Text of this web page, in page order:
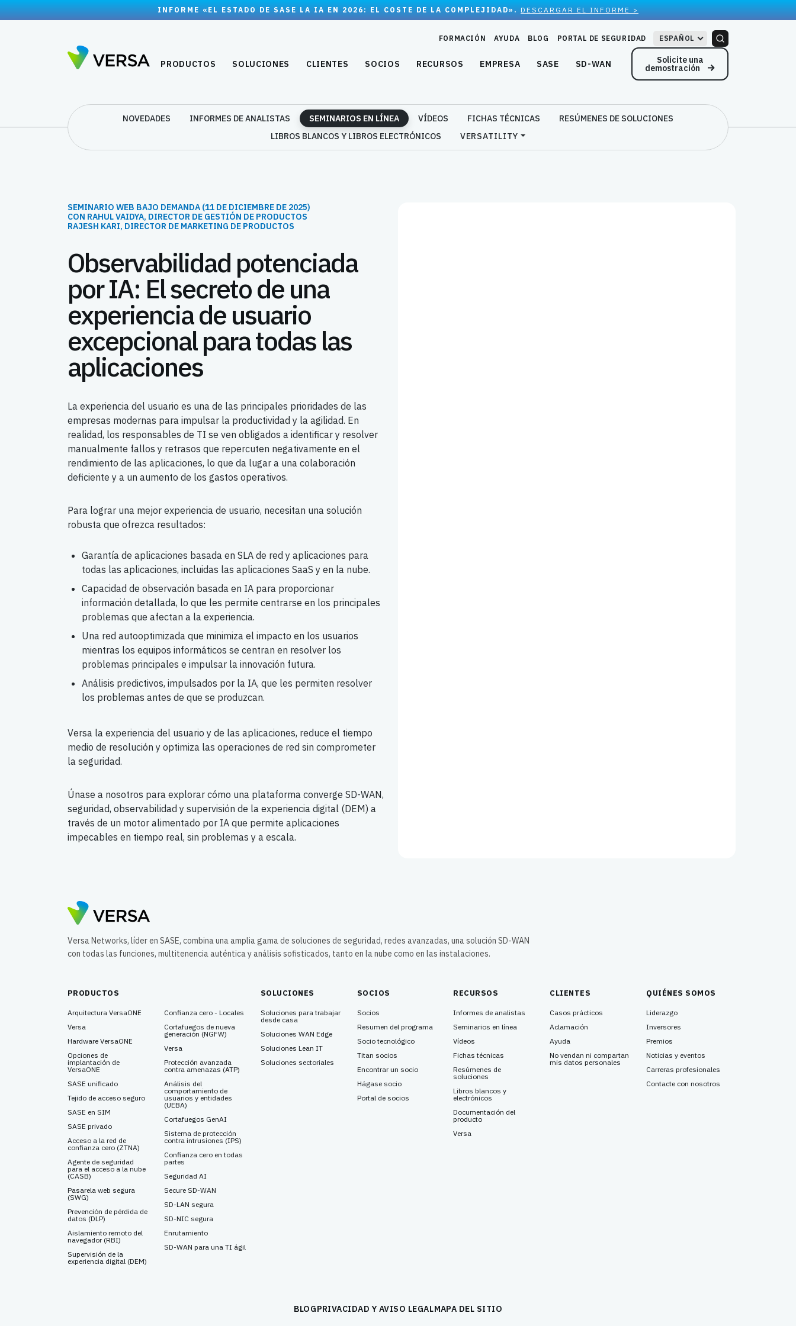
INFORME «EL ESTADO DE SASE LA IA EN 2026: EL COSTE DE LA COMPLEJIDAD». DESCARGAR EL INFORME >
FORMACIÓN AYUDA BLOG PORTAL DE SEGURIDAD ESPAÑOL
PRODUCTOS SOLUCIONES CLIENTES SOCIOS RECURSOS EMPRESA SASE SD-WAN Solicite una
demostración
NOVEDADES INFORMES DE ANALISTAS SEMINARIOS EN LÍNEA VÍDEOS FICHAS TÉCNICAS
RESÚMENES DE SOLUCIONES
LIBROS BLANCOS Y LIBROS ELECTRÓNICOS
VERSATILITY
SEMINARIO WEB BAJO DEMANDA (11 DE DICIEMBRE DE 2025)
CON RAHUL VAIDYA, DIRECTOR DE GESTIÓN DE PRODUCTOS
RAJESH KARI, DIRECTOR DE MARKETING DE PRODUCTOS
Observabilidad potenciada
por IA: El secreto de una
experiencia de usuario
excepcional para todas las
aplicaciones
La experiencia del usuario es una de las principales prioridades de las
empresas modernas para impulsar la productividad y la agilidad. En
realidad, los responsables de TI se ven obligados a identificar y resolver
manualmente fallos y retrasos que repercuten negativamente en el
rendimiento de las aplicaciones, lo que da lugar a una colaboración
deficiente y a un aumento de los gastos operativos.
Para lograr una mejor experiencia de usuario, necesitan una solución
robusta que ofrezca resultados:
Garantía de aplicaciones basada en SLA de red y aplicaciones para
todas las aplicaciones, incluidas las aplicaciones SaaS y en la nube.
Capacidad de observación basada en IA para proporcionar
información detallada, lo que les permite centrarse en los principales
problemas que afectan a la experiencia.
Una red autooptimizada que minimiza el impacto en los usuarios
mientras los equipos informáticos se centran en resolver los
problemas principales e impulsar la innovación futura.
Análisis predictivos, impulsados por la IA, que les permiten resolver
los problemas antes de que se produzcan.
Versa la experiencia del usuario y de las aplicaciones, reduce el tiempo
medio de resolución y optimiza las operaciones de red sin comprometer
la seguridad.
Únase a nosotros para explorar cómo una plataforma converge SD-WAN,
seguridad, observabilidad y supervisión de la experiencia digital (DEM) a
través de un motor alimentado por IA que permite aplicaciones
impecables en tiempo real, sin problemas y a escala.
Versa Networks, líder en SASE, combina una amplia gama de soluciones de seguridad, redes avanzadas, una solución SD-WAN
con todas las funciones, multitenencia auténtica y análisis sofisticados, tanto en la nube como en las instalaciones.
PRODUCTOS
Arquitectura VersaONE
Versa
Hardware VersaONE
Opciones de
implantación de
VersaONE
SASE unificado
Tejido de acceso seguro
SASE en SIM
SASE privado
Acceso a la red de
confianza cero (ZTNA)
Agente de seguridad
para el acceso a la nube
(CASB)
Pasarela web segura
(SWG)
Prevención de pérdida de
datos (DLP)
Aislamiento remoto del
navegador (RBI)
Supervisión de la
experiencia digital (DEM)
Confianza cero - Locales
Cortafuegos de nueva
generación (NGFW)
Versa
Protección avanzada
contra amenazas (ATP)
Análisis del
comportamiento de
usuarios y entidades
(UEBA)
Cortafuegos GenAI
Sistema de protección
contra intrusiones (IPS)
Confianza cero en todas
partes
Seguridad AI
Secure SD-WAN
SD-LAN segura
SD-NIC segura
Enrutamiento
SD-WAN para una TI ágil
SOLUCIONES
Soluciones para trabajar
desde casa
Soluciones WAN Edge
Soluciones Lean IT
Soluciones sectoriales
SOCIOS
Socios
Resumen del programa
Socio tecnológico
Titan socios
Encontrar un socio
Hágase socio
Portal de socios
RECURSOS
Informes de analistas
Seminarios en línea
Vídeos
Fichas técnicas
Resúmenes de
soluciones
Libros blancos y
electrónicos
Documentación del
producto
Versa
CLIENTES
Casos prácticos
Aclamación
Ayuda
No vendan ni compartan
mis datos personales
QUIÉNES SOMOS
Liderazgo
Inversores
Premios
Noticias y eventos
Carreras profesionales
Contacte con nosotros
BLOGPRIVACIDAD Y AVISO LEGALMAPA DEL SITIO